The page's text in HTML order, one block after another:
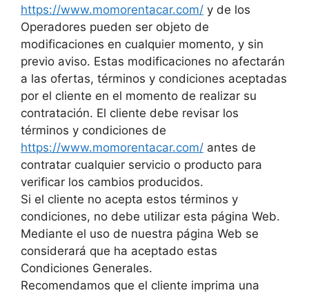
https://www.momorentacar.com/ y de los
Operadores pueden ser objeto de
modificaciones en cualquier momento, y sin
previo aviso. Estas modificaciones no afectarán
a las ofertas, términos y condiciones aceptadas
por el cliente en el momento de realizar su
contratación. El cliente debe revisar los
términos y condiciones de
https://www.momorentacar.com/ antes de
contratar cualquier servicio o producto para
verificar los cambios producidos.
Si el cliente no acepta estos términos y
condiciones, no debe utilizar esta página Web.
Mediante el uso de nuestra página Web se
considerará que ha aceptado estas
Condiciones Generales.
Recomendamos que el cliente imprima una